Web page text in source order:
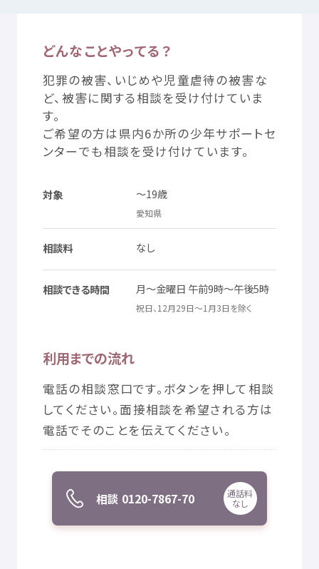
つかいかた
気持ちをはきだす サイト 内検索
気に入り お知らせ
プライバシーポリシー 認定サービスとは
Mexへのお問い合わせ
どんなことやってる？
犯罪の被害、いじめや児童虐待の被害な
ど、 被害に関する相談を受け付けていま
す。
ご希望の方は県内6か所の少年サポートセ
ンターでも相談を受け付けています。
対象 ～19歳
愛知県
相談料 なし
相談できる時間 月～金曜日 午前9時～午後5時
祝日、12月29日～1 月3日を除く
利用までの流れ
電話の相談窓口です。ボタンを押 して 相談
してください。 面接相談を希望される方は
電話でそのことを伝えてください。
相談 0120-7867-70
通話料
なし